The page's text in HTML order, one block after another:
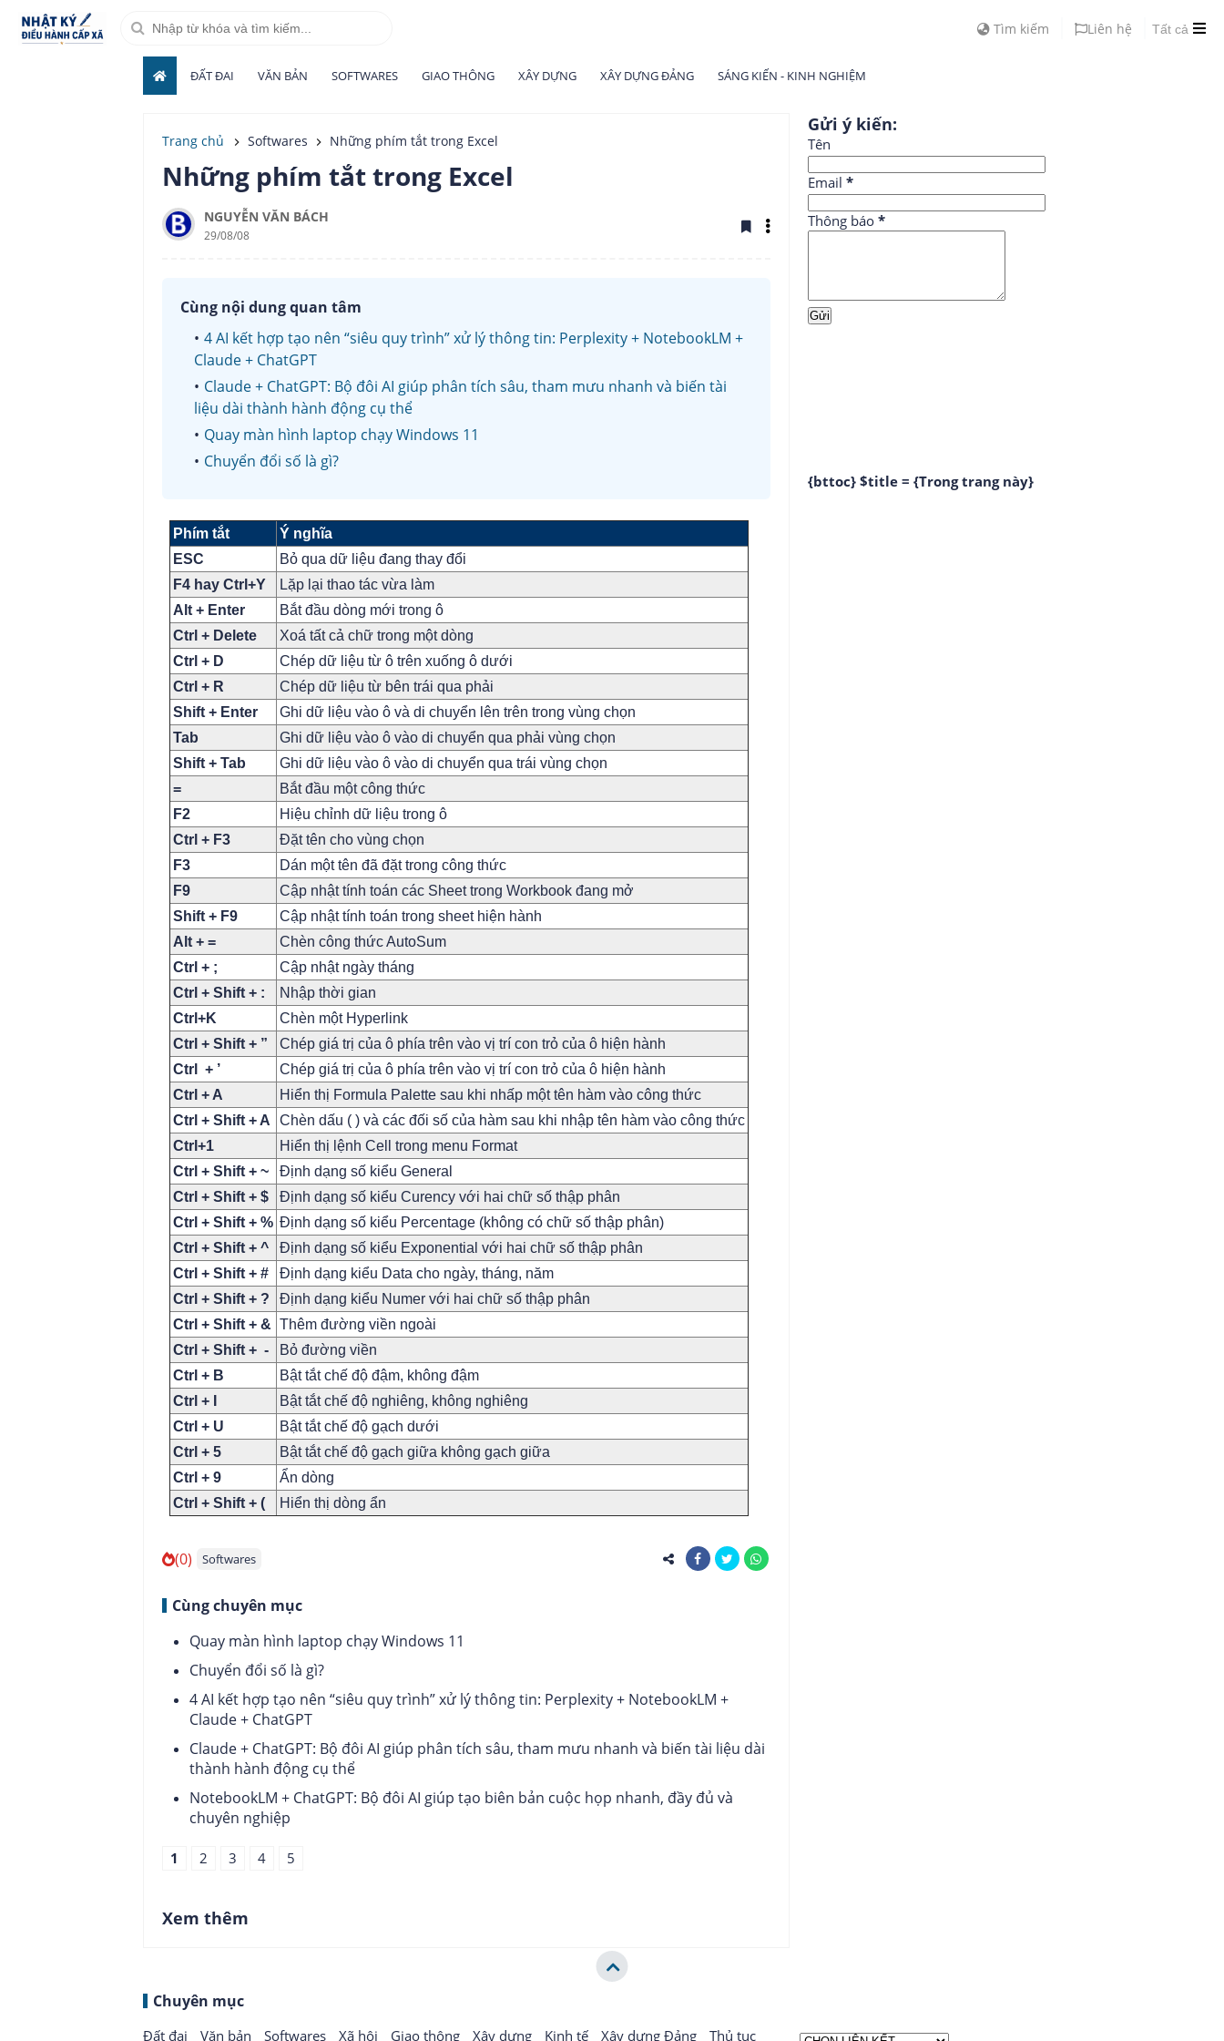
Tìm kiếm Liên hệ Tất cả
ĐẤT ĐAI VĂN BẢN SOFTWARES GIAO THÔNG XÂY DỰNG XÂY DỰNG ĐẢNG SÁNG KIẾN - KINH NGHIỆM
Trang chủ Softwares Những phím tắt trong Excel
Những phím tắt trong Excel
NGUYỄN VĂN BÁCH
29/08/08
Cùng nội dung quan tâm
4 AI kết hợp tạo nên “siêu quy trình” xử lý thông tin: Perplexity + NotebookLM +
Claude + ChatGPT
Claude + ChatGPT: Bộ đôi AI giúp phân tích sâu, tham mưu nhanh và biến tài
liệu dài thành hành động cụ thể
Quay màn hình laptop chạy Windows 11
Chuyển đổi số là gì?
Phím tắt
Ý nghĩa
ESC
Bỏ qua dữ liệu đang thay đổi
F4 hay Ctrl+Y
Lặp lại thao tác vừa làm
Alt + Enter
Bắt đầu dòng mới trong ô
Ctrl + Delete
Xoá tất cả chữ trong một dòng
Ctrl + D
Chép dữ liệu từ ô trên xuống ô dưới
Ctrl + R
Chép dữ liệu từ bên trái qua phải
Shift + Enter
Ghi dữ liệu vào ô và di chuyển lên trên trong vùng chọn
Tab
Ghi dữ liệu vào ô vào di chuyển qua phải vùng chọn
Shift + Tab
Ghi dữ liệu vào ô vào di chuyển qua trái vùng chọn
=
Bắt đầu một công thức
F2
Hiệu chỉnh dữ liệu trong ô
Ctrl + F3
Đặt tên cho vùng chọn
F3
Dán một tên đã đặt trong công thức
F9
Cập nhật tính toán các Sheet trong Workbook đang mở
Shift + F9
Cập nhật tính toán trong sheet hiện hành
Alt + =
Chèn công thức AutoSum
Ctrl + ;
Cập nhật ngày tháng
Ctrl + Shift + :
Nhập thời gian
Ctrl+K
Chèn một Hyperlink
Ctrl + Shift + ”
Chép giá trị của ô phía trên vào vị trí con trỏ của ô hiện hành
Ctrl + ’
Chép giá trị của ô phía trên vào vị trí con trỏ của ô hiện hành
Ctrl + A
Hiển thị Formula Palette sau khi nhấp một tên hàm vào công thức
Ctrl + Shift + A
Chèn dấu ( ) và các đối số của hàm sau khi nhập tên hàm vào công thức
Ctrl+1
Hiển thị lệnh Cell trong menu Format
Ctrl + Shift + ~
Định dạng số kiểu General
Ctrl + Shift + $
Định dạng số kiểu Curency với hai chữ số thập phân
Ctrl + Shift + % Định dạng số kiểu Percentage (không có chữ số thập phân)
Ctrl + Shift + ^
Định dạng số kiểu Exponential với hai chữ số thập phân
Ctrl + Shift + #
Định dạng kiểu Data cho ngày, tháng, năm
Ctrl + Shift + ?
Định dạng kiểu Numer với hai chữ số thập phân
Ctrl + Shift + & Thêm đường viền ngoài
Ctrl + Shift + -
Bỏ đường viền
Ctrl + B
Bật tắt chế độ đậm, không đậm
Ctrl + I
Bật tắt chế độ nghiêng, không nghiêng
Ctrl + U
Bật tắt chế độ gạch dưới
Ctrl + 5
Bật tắt chế độ gạch giữa không gạch giữa
Ctrl + 9
Ẩn dòng
Ctrl + Shift + (
Hiển thị dòng ẩn
(0) Softwares
Cùng chuyên mục
Quay màn hình laptop chạy Windows 11
Chuyển đổi số là gì?
4 AI kết hợp tạo nên “siêu quy trình” xử lý thông tin: Perplexity + NotebookLM +
Claude + ChatGPT
Claude + ChatGPT: Bộ đôi AI giúp phân tích sâu, tham mưu nhanh và biến tài liệu dài
thành hành động cụ thể
NotebookLM + ChatGPT: Bộ đôi AI giúp tạo biên bản cuộc họp nhanh, đầy đủ và
chuyên nghiệp
1 2 3 4 5
Xem thêm
Gửi ý kiến:
Tên
Email *
Thông báo *
{bttoc} $title = {Trong trang này}
Chuyên mục
Đất đai Văn bản Softwares Xã hội Giao thông Xây dựng Kinh tế Xây dựng Đảng Thủ tục